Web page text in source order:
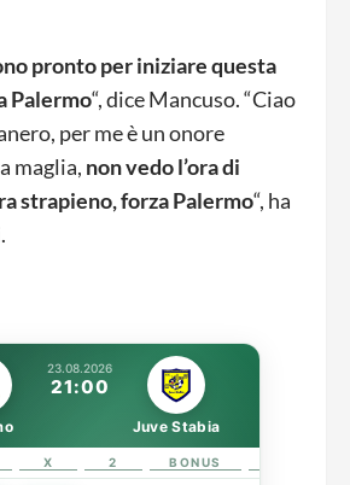
pronto per iniziare questa
Palermo“, dice Mancuso. “Ciao
per me è un onore
maglia, non vedo l’ora di
strapieno, forza Palermo“, ha
23.08.2026
21:00
Juve Stabia
X 2 BONUS